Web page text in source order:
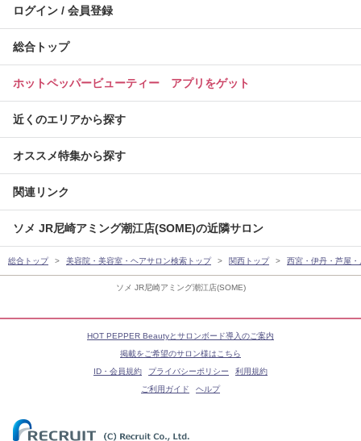
ソメ JR尼崎アミング潮江店(SOME)
ログイン / 会員登録
総合トップ
ホットペッパービューティー アプリをゲット
近くのエリアから探す
オススメ特集から探す
関連リンク
ソメ JR尼崎アミング潮江店(SOME)の近隣サロン
総合トップ 美容院・美容室・ヘアサロン検索トップ 関西トップ 西宮・伊丹・芦屋
HOT PEPPER Beautyとサロンボード導入のご案内
掲載をご希望のサロン様はこちら
ID・会員規約
プライバシーポリシー
利用規約
ご利用ガイド
ヘルプ